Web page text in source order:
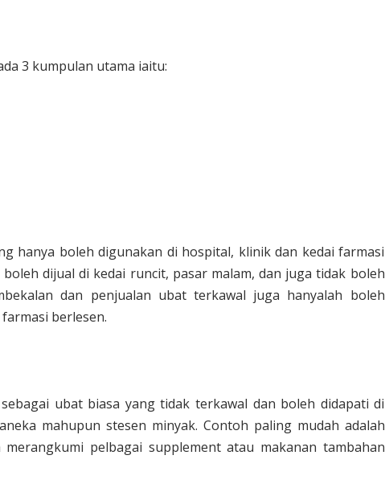
3 kumpulan utama iaitu:
hanya boleh digunakan di hospital, klinik dan kedai farmasi
dijual di kedai runcit, pasar malam, dan juga tidak boleh
dan penjualan ubat terkawal juga hanyalah boleh
berlesen.
ubat biasa yang tidak terkawal dan boleh didapati di
mahupun stesen minyak. Contoh paling mudah adalah
pelbagai supplement atau makanan tambahan